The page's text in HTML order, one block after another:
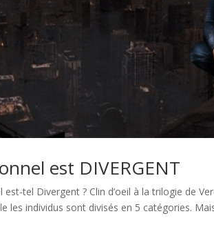
est DIVERGENT
tel Divergent ? Clin d’oeil à la trilogie de
les individus sont divisés en 5 catégories.